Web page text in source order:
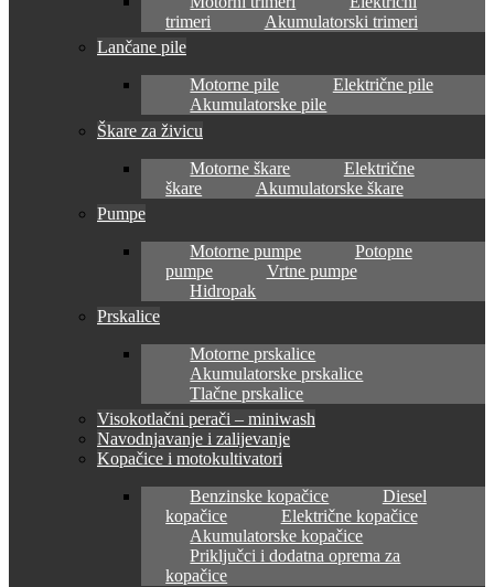
trimeri
Akumulatorski trimeri
Lančane pile
Motorne pile
Električne pile
Akumulatorske pile
Škare za živicu
Motorne škare
Električne
škare
Akumulatorske škare
Pumpe
Motorne pumpe
Potopne
pumpe
Vrtne pumpe
Hidropak
Prskalice
Motorne prskalice
Akumulatorske prskalice
Tlačne prskalice
Visokotlačni perači – miniwash
Navodnjavanje i zalijevanje
Kopačice i motokultivatori
Benzinske kopačice
Diesel
kopačice
Električne kopačice
Akumulatorske kopačice
Priključci i dodatna oprema za
kopačice